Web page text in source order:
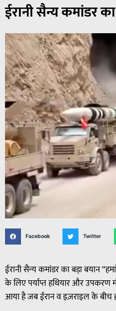
ईरानी सैन्य कमांडर
Facebook Twitter
ईरानी सैन्य कमांडर का बड़ा बयान
के लिए पर्याप्त हथियार और
आया है जब ईरान व इज़राइल के बीच